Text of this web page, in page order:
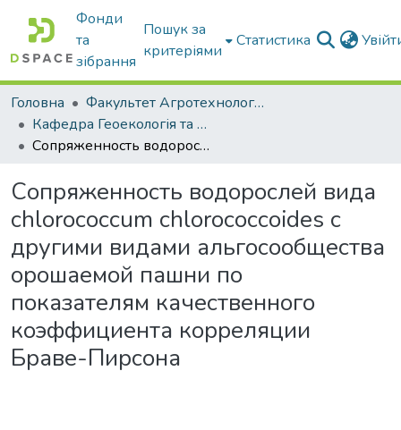
Фонди
та
зібрання
Пошук за
критеріями
Статистика
Головна
Факультет Агротехнологій та екології
Кафедра Геоекологія та землеустрій
Сопряженность водорослей вида chlorococcum chlorococcoides с другими видами альгосообщества орошаемой пашни по показателям качественного коэффициента корреляции Браве-Пирсона
Сопряженность водорослей вида
chlorococcum chlorococcoides с
другими видами альгосообщества
орошаемой пашни по
показателям качественного
коэффициента корреляции
Браве-Пирсона